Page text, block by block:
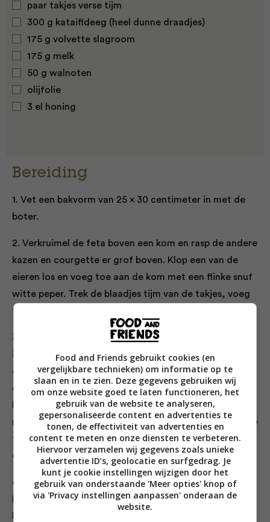
paar takjes verse tijm
300 g kataifideeg (heel dunne draadjes)
175 g volvette slagroom
175 g melk
50 g walnoten
olijfolie
3 el honing
Bereiding
1. Vet een bakvorm van 25 x 30 centimeter in met de
boter.
2. Verkruimel de feta boven een kom en rasp de andere
kazen en courgette er grof boven. Klop een van de
eieren los en voeg toe aan de kom met een flinke snuf
witte peper. Trek de blaadjes tijm van de takjes, voeg
toe en klop alles door elkaar.
3. Trek het kataifideeg uit elkaar en leg de helft ervan
in de ingevette bakvorm; druk het langs de randen ook
een beetje omhoog. Schep het kaasmengsel erop en
dek af met de rest van het deeg tot de vulling er
helemaal mee bedekt is. Klop het tweede ei los met de
room en melk en schenk het roommengsel over de hele
taart. Zet 30 minuten weg en verwarm intussen de
oven voor tot 180 °C.
4. Hak de walnoten fijn en strooi ze over de taart.
Besprenkel met olijfolie en zet de bakvorm op de
Food and Friends gebruikt cookies (en
vergelijkbare technieken) om informatie op te
slaan en in te zien. Deze gegevens gebruiken wij
om onze website goed te laten functioneren, het
gebruik van de website te analyseren,
gepersonaliseerde content en advertenties te
tonen, de effectiviteit van advertenties en
content te meten en onze diensten te verbeteren.
Hiervoor verzamelen wij gegevens zoals unieke
advertentie ID’s, geolocatie en surfgedrag. Je
kunt je cookie instellingen wijzigen door het
gebruik van onderstaande 'Meer opties' knop of
via 'Privacy instellingen aanpassen' onderaan de
website.